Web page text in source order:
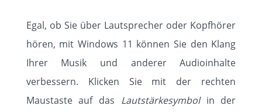
Egal, ob Sie über Lautsprecher oder Kopfhörer
hören, mit Windows 11 können Sie den Klang
Ihrer Musik und anderer Audioinhalte
verbessern. Klicken Sie mit der rechten
Maustaste auf das Lautstärkesymbol in der